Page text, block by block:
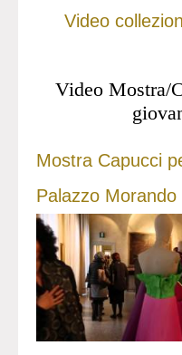
Video
Video Mostra/
Mostra Capucci
Palazzo Morando